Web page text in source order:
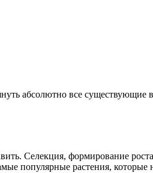
абсолютно все существующие
Селекция, формирование
популярные растения,